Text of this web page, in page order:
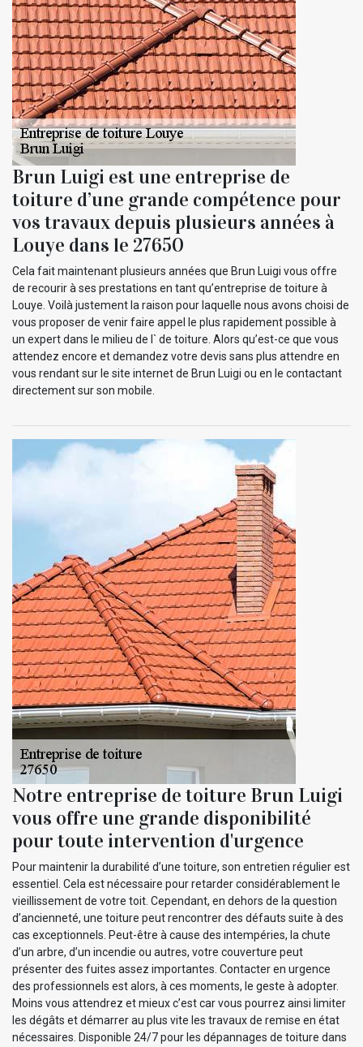
Brun Luigi est une entreprise de
toiture d’une grande compétence pour
vos travaux depuis plusieurs années à
Louye dans le 27650
Cela fait maintenant plusieurs années que Brun Luigi vous offre
de recourir à ses prestations en tant qu’entreprise de toiture à
Louye. Voilà justement la raison pour laquelle nous avons choisi de
vous proposer de venir faire appel le plus rapidement possible à
un expert dans le milieu de l` de toiture. Alors qu’est-ce que vous
attendez encore et demandez votre devis sans plus attendre en
vous rendant sur le site internet de Brun Luigi ou en le contactant
directement sur son mobile.
Notre entreprise de toiture Brun Luigi
vous offre une grande disponibilité
pour toute intervention d'urgence
Pour maintenir la durabilité d’une toiture, son entretien régulier est
essentiel. Cela est nécessaire pour retarder considérablement le
vieillissement de votre toit. Cependant, en dehors de la question
d’ancienneté, une toiture peut rencontrer des défauts suite à des
cas exceptionnels. Peut-être à cause des intempéries, la chute
d’un arbre, d’un incendie ou autres, votre couverture peut
présenter des fuites assez importantes. Contacter en urgence
des professionnels est alors, à ces moments, le geste à adopter.
Moins vous attendrez et mieux c’est car vous pourrez ainsi limiter
les dégâts et démarrer au plus vite les travaux de remise en état
nécessaires. Disponible 24/7 pour les dépannages de toiture dans